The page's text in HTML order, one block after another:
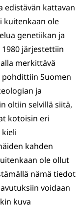
edistävän kattavan
kuitenkaan ole
genetiikan ja
järjestettiin
merkittävä
Suomen
ja
oltiin selvillä siitä,
kotoisin eri
kahden
ole ollut
nämä tiedot
voidaan
kuva